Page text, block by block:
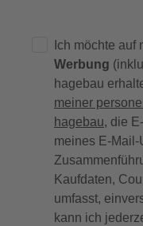
Ich möchte auf
Werbung
hagebau
meiner
hagebau, die
meines E-
Kaufdaten,
umfasst,
kann ich